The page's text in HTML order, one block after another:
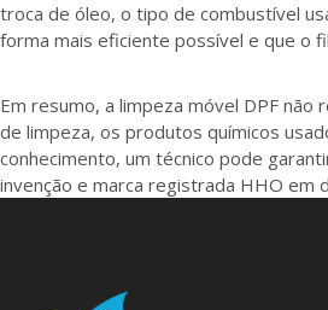
troca de óleo, o tipo de combustível
forma mais eficiente possível e que o
Em resumo, a limpeza móvel DPF
de limpeza, os produtos químicos
conhecimento, um técnico pode
invenção e marca registrada HHO em